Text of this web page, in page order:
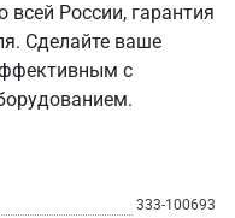
всей России, гарантия
Сделайте ваше
с
333-100693